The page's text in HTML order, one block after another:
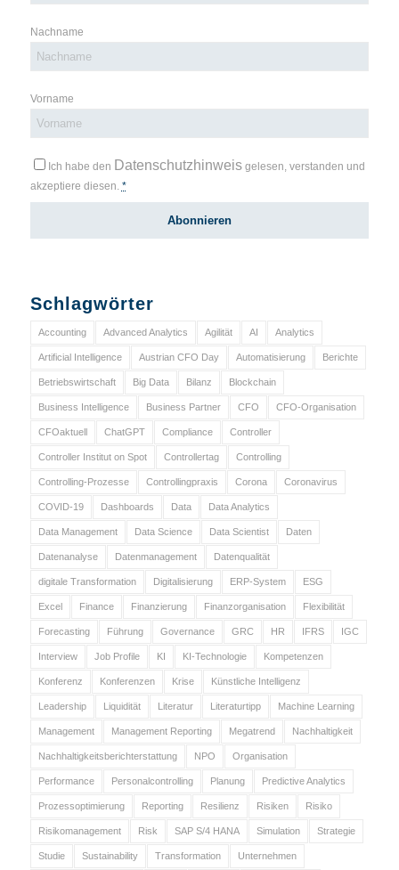
Nachname
Vorname
Ich habe den Datenschutzhinweisgelesen, verstanden und
akzeptiere diesen. *
Schlagwörter
Accounting Advanced Analytics Agilität AI Analytics
Artificial Intelligence Austrian CFO Day Automatisierung Berichte
Betriebswirtschaft Big Data Bilanz Blockchain
Business Intelligence Business Partner CFO CFO-Organisation
CFOaktuell ChatGPT Compliance Controller
Controller Institut on Spot Controllertag Controlling
Controlling-Prozesse Controllingpraxis Corona Coronavirus
COVID-19 Dashboards Data Data Analytics
Data Management Data Science Data Scientist Daten
Datenanalyse Datenmanagement Datenqualität
digitale Transformation Digitalisierung ERP-System ESG
Excel Finance Finanzierung Finanzorganisation Flexibilität
Forecasting Führung Governance GRC HR IFRS IGC
Interview Job Profile KI KI-Technologie Kompetenzen
Konferenz Konferenzen Krise Künstliche Intelligenz
Leadership Liquidität Literatur Literaturtipp Machine Learning
Management Management Reporting Megatrend Nachhaltigkeit
Nachhaltigkeitsberichterstattung NPO Organisation
Performance Personalcontrolling Planung Predictive Analytics
Prozessoptimierung Reporting Resilienz Risiken Risiko
Risikomanagement Risk SAP S/4 HANA Simulation Strategie
Studie Sustainability Transformation Unternehmen